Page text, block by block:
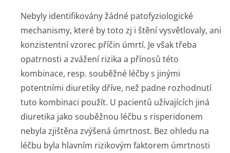
Nebyly identifikovány žádné patofyziologické
mechanismy, které by toto zj i štění vysvětlovaly, ani
konzistentní vzorec příčin úmrtí. Je však třeba
opatrnosti a zvážení rizika a přínosů této
kombinace, resp. souběžné léčby s jinými
potentními diuretiky dříve, než padne rozhodnutí
tuto kombinaci použít. U pacientů užívajících jiná
diuretika jako souběžnou léčbu s risperidonem
nebyla zjištěna zvýšená úmrtnost. Bez ohledu na
léčbu byla hlavním rizikovým faktorem úmrtnosti